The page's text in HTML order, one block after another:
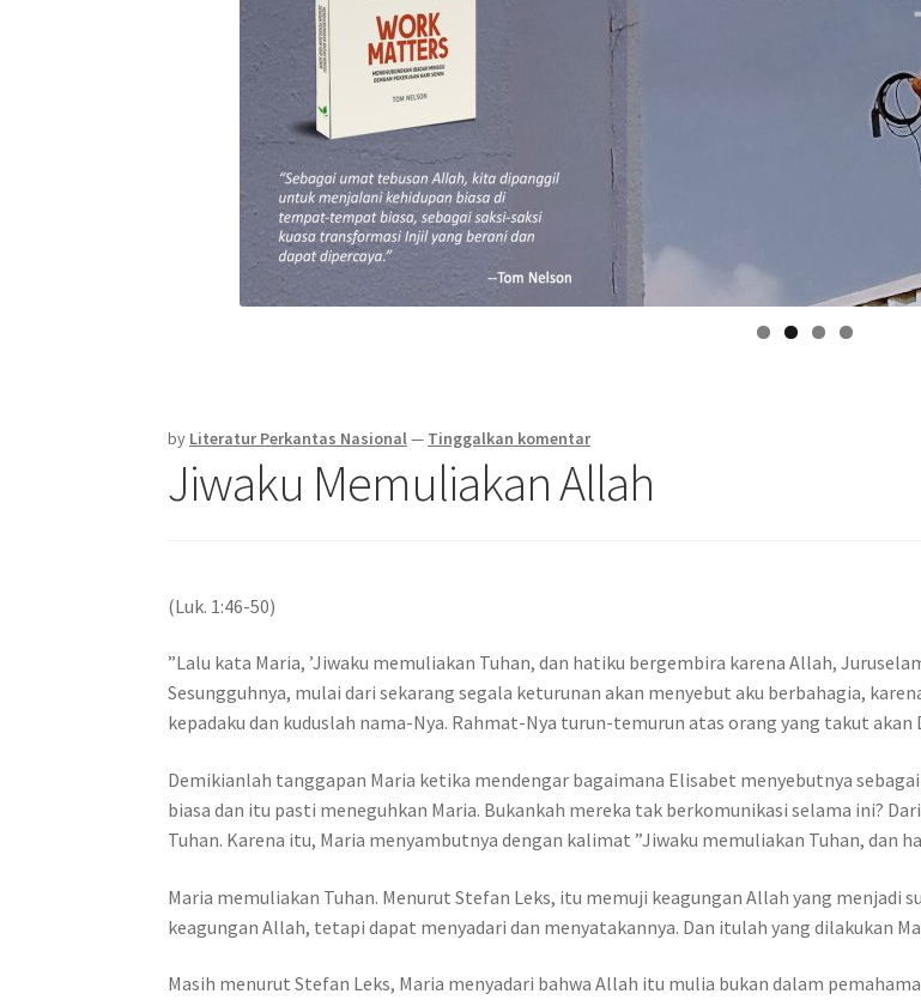
by Literatur Perkantas Nasional— Tinggalkan komentar
Jiwaku Memuliakan Allah
(Luk. 1:46-50)
”Lalu kata Maria, ’Jiwaku memuliakan Tuhan, dan hatiku bergembira karena Allah,
Sesungguhnya, mulai dari sekarang segala keturunan akan menyebut aku berbahagia,
kepadaku dan kuduslah nama-Nya. Rahmat-Nya turun-temurun atas orang yang takut akan
Demikianlah tanggapan Maria ketika mendengar bagaimana Elisabet menyebutnya
biasa dan itu pasti meneguhkan Maria. Bukankah mereka tak berkomunikasi selama ini?
Tuhan. Karena itu, Maria menyambutnya dengan kalimat ”Jiwaku memuliakan Tuhan, dan
Maria memuliakan Tuhan. Menurut Stefan Leks, itu memuji keagungan Allah yang menjadi
keagungan Allah, tetapi dapat menyadari dan menyatakannya. Dan itulah yang dilakukan
Masih menurut Stefan Leks, Maria menyadari bahwa Allah itu mulia bukan dalam